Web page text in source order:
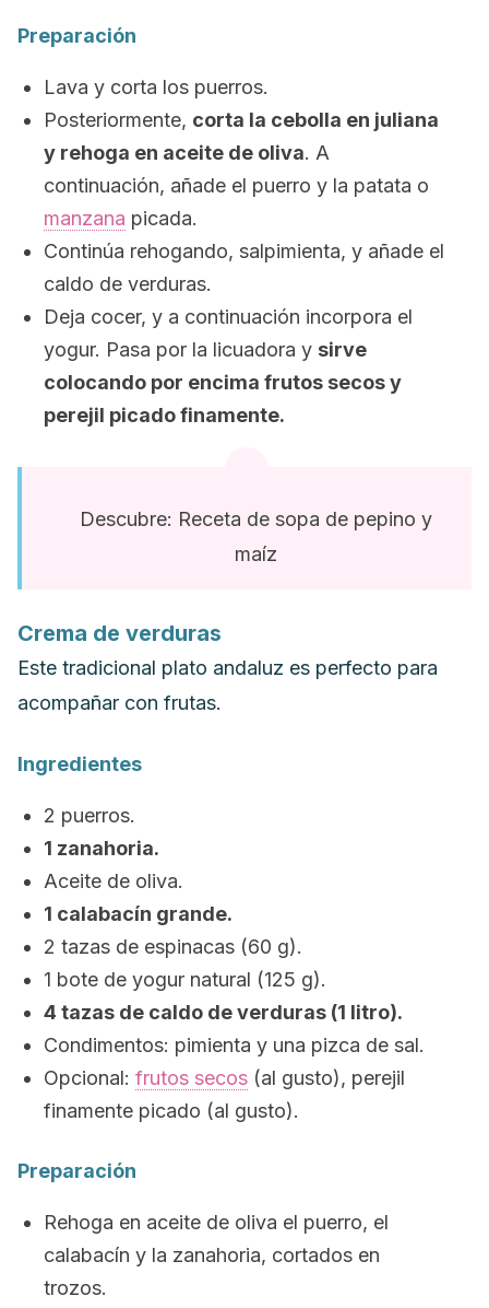
Preparación
Lava y corta los puerros.
Posteriormente, corta la cebolla en juliana
y rehoga en aceite de oliva. A
continuación, añade el puerro y la patata o
manzana picada.
Continúa rehogando, salpimienta, y añade el
caldo de verduras.
Deja cocer, y a continuación incorpora el
yogur. Pasa por la licuadora y sirve
colocando por encima frutos secos y
perejil picado finamente.
Descubre: Receta de sopa de pepino y
maíz
Crema de verduras
Este tradicional plato andaluz es perfecto para
acompañar con frutas.
Ingredientes
2 puerros.
1 zanahoria.
Aceite de oliva.
1 calabacín grande.
2 tazas de espinacas (60 g).
1 bote de yogur natural (125 g).
4 tazas de caldo de verduras (1 litro).
Condimentos: pimienta y una pizca de sal.
Opcional: frutos secos (al gusto), perejil
finamente picado (al gusto).
Preparación
Rehoga en aceite de oliva el puerro, el
calabacín y la zanahoria, cortados en
trozos.